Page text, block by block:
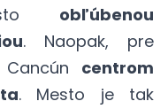
obľúbenou
. Naopak, pre
centrom
. Mesto je tak